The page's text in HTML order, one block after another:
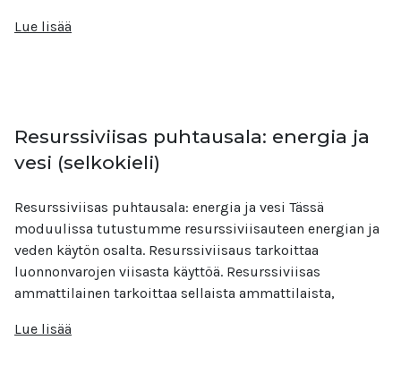
Lue lisää
Resurssiviisas puhtausala: energia ja
vesi (selkokieli)
Resurssiviisas puhtausala: energia ja vesi Tässä
moduulissa tutustumme resurssiviisauteen energian ja
veden käytön osalta. Resurssiviisaus tarkoittaa
luonnonvarojen viisasta käyttöä. Resurssiviisas
ammattilainen tarkoittaa sellaista ammattilaista,
Lue lisää